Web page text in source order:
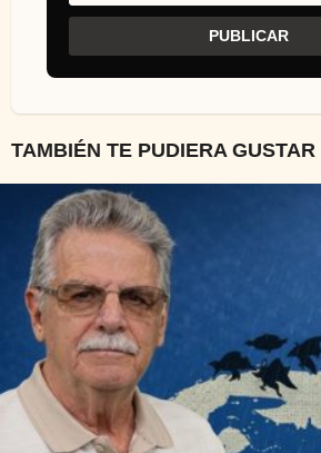
TAMBIÉN TE PUDIERA GUSTAR